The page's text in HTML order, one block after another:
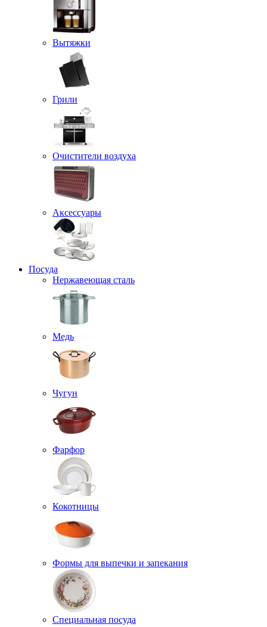
Вытяжки
Грили
Очистители воздуха
Аксессуары
Посуда
Нержавеющая сталь
Медь
Чугун
Фарфор
Кокотницы
Формы для выпечки и запекания
Специальная посуда